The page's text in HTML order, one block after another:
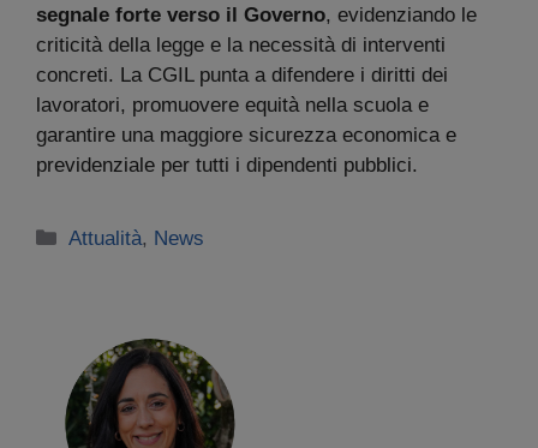
segnale forte verso il Governo, evidenziando le
criticità della legge e la necessità di interventi
concreti. La CGIL punta a difendere i diritti dei
lavoratori, promuovere equità nella scuola e
garantire una maggiore sicurezza economica e
previdenziale per tutti i dipendenti pubblici.
Categorie
Attualità, News